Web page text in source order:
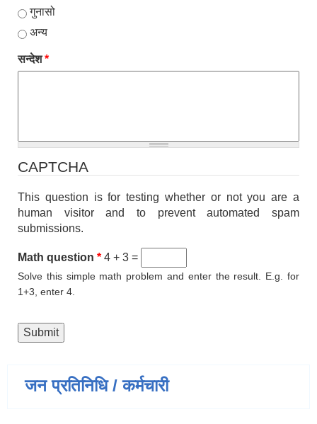
गुनासो
अन्य
सन्देश*
CAPTCHA
This question is for testing whether or not you are a
human visitor and to prevent automated spam
submissions.
Math question * 4 + 3 =
Solve this simple math problem and enter the result. E.g. for
1+3, enter 4.
जन प्रतिनिधि / कर्मचारी